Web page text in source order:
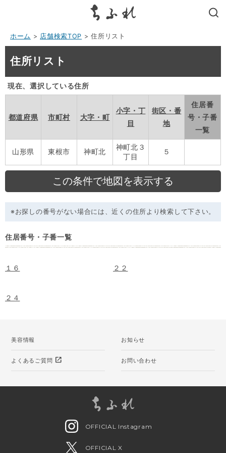
ホーム > 店舗検索TOP > 住所リスト
住所リスト
現在、選択している住所
都道府県 市町村 大字・町
小字・丁
目
街区・番
地
住居番
号・子番
一覧
山形県 東根市 神町北
神町北３
丁目
５
※お探しの番号がない場合には、近くの住所より検索して下さい。
住居番号・子番一覧
１６ ２２
２４
美容情報 お知らせ
よくあるご質問 open_in_new お問い合わせ
OFFICIAL Instagram
OFFICIAL X